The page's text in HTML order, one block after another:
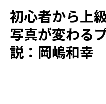
初心者から上
写真が変わる
説：岡嶋和幸